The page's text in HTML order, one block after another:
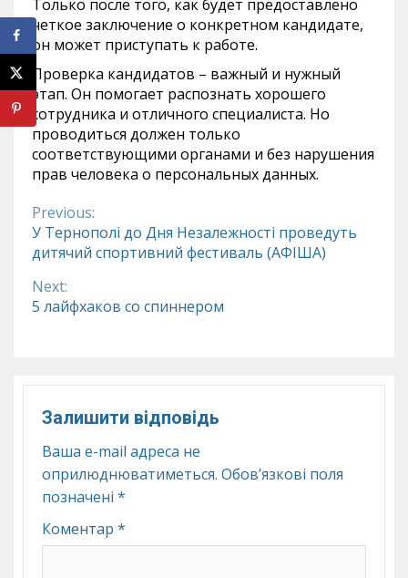
Только после того, как будет предоставлено
четкое заключение о конкретном кандидате,
он может приступать к работе.
Проверка кандидатов – важный и нужный
этап. Он помогает распознать хорошего
сотрудника и отличного специалиста. Но
проводиться должен только
соответствующими органами и без нарушения
прав человека о персональных данных.
Continue
Reading
Previous:
У Тернополі до Дня Незалежності проведуть
дитячий спортивний фестиваль (АФІША)
Next:
5 лайфхаков со спиннером
Залишити відповідь
Ваша e-mail адреса не
оприлюднюватиметься. Обов’язкові поля
позначені *
Коментар *